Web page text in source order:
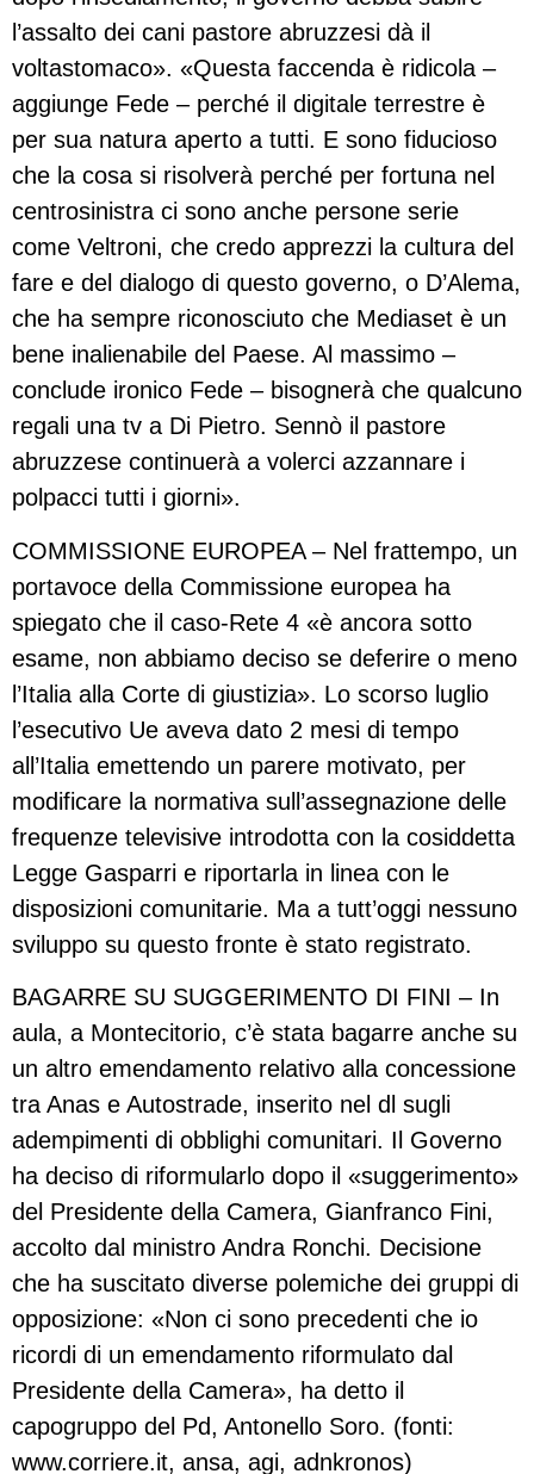
l’assalto dei cani pastore abruzzesi dà il
voltastomaco». «Questa faccenda è ridicola –
aggiunge Fede – perché il digitale terrestre è
per sua natura aperto a tutti. E sono fiducioso
che la cosa si risolverà perché per fortuna nel
centrosinistra ci sono anche persone serie
come Veltroni, che credo apprezzi la cultura del
fare e del dialogo di questo governo, o D’Alema,
che ha sempre riconosciuto che Mediaset è un
bene inalienabile del Paese. Al massimo –
conclude ironico Fede – bisognerà che qualcuno
regali una tv a Di Pietro. Sennò il pastore
abruzzese continuerà a volerci azzannare i
polpacci tutti i giorni».
COMMISSIONE EUROPEA – Nel frattempo, un
portavoce della Commissione europea ha
spiegato che il caso-Rete 4 «è ancora sotto
esame, non abbiamo deciso se deferire o meno
l’Italia alla Corte di giustizia». Lo scorso luglio
l’esecutivo Ue aveva dato 2 mesi di tempo
all’Italia emettendo un parere motivato, per
modificare la normativa sull’assegnazione delle
frequenze televisive introdotta con la cosiddetta
Legge Gasparri e riportarla in linea con le
disposizioni comunitarie. Ma a tutt’oggi nessuno
sviluppo su questo fronte è stato registrato.
BAGARRE SU SUGGERIMENTO DI FINI – In
aula, a Montecitorio, c’è stata bagarre anche su
un altro emendamento relativo alla concessione
tra Anas e Autostrade, inserito nel dl sugli
adempimenti di obblighi comunitari. Il Governo
ha deciso di riformularlo dopo il «suggerimento»
del Presidente della Camera, Gianfranco Fini,
accolto dal ministro Andra Ronchi. Decisione
che ha suscitato diverse polemiche dei gruppi di
opposizione: «Non ci sono precedenti che io
ricordi di un emendamento riformulato dal
Presidente della Camera», ha detto il
capogruppo del Pd, Antonello Soro. (fonti:
www.corriere.it, ansa, agi, adnkronos)